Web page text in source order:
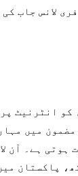
لانس جاب
کو انٹرنیٹ
میں
ہوتی ہے۔ آن
پاکستان